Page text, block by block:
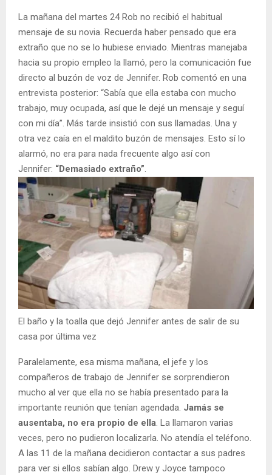
La mañana del martes 24 Rob no recibió el habitual
mensaje de su novia. Recuerda haber pensado que era
extraño que no se lo hubiese enviado. Mientras manejaba
hacia su propio empleo la llamó, pero la comunicación fue
directo al buzón de voz de Jennifer. Rob comentó en una
entrevista posterior: “Sabía que ella estaba con mucho
trabajo, muy ocupada, así que le dejé un mensaje y seguí
con mi día”. Más tarde insistió con sus llamadas. Una y
otra vez caía en el maldito buzón de mensajes. Esto sí lo
alarmó, no era para nada frecuente algo así con
Jennifer: “Demasiado extraño”.
El baño y la toalla que dejó Jennifer antes de salir de su
casa por última vez
Paralelamente, esa misma mañana, el jefe y los
compañeros de trabajo de Jennifer se sorprendieron
mucho al ver que ella no se había presentado para la
importante reunión que tenían agendada. Jamás se
ausentaba, no era propio de ella. La llamaron varias
veces, pero no pudieron localizarla. No atendía el teléfono.
A las 11 de la mañana decidieron contactar a sus padres
para ver si ellos sabían algo. Drew y Joyce tampoco